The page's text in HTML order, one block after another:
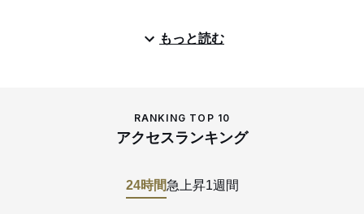
もっと読む
RANKING TOP 10
アクセスランキング
24時間急上昇1週間